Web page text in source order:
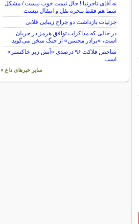
نه آقای تاجرنیا ! حال تیمت خوب نیست / مشکل
شما هم فقط پنجره نقل و انتقال نیست
جزئیات بازداشت دو جراح زیبایی قلابی
در حالی که مذاکرات توافق هرمز در جریان
است، «برادر محسن» از جنگ سخن می‌گوید
شاخص فلاکت ۹۶ درصدی «آتش زیر خاکستر»
است
سایر خبرهای داغ »